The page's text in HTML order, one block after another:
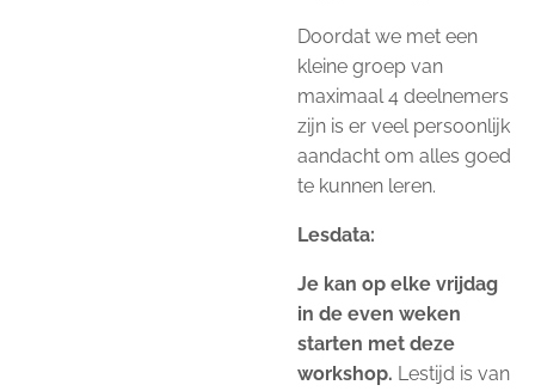
Doordat we met een
kleine groep van
maximaal 4 deelnemers
zijn is er veel persoonlijk
aandacht om alles goed
te kunnen leren.
Lesdata:
Je kan op elke vrijdag
in de even weken
starten met deze
workshop. Lestijd is van